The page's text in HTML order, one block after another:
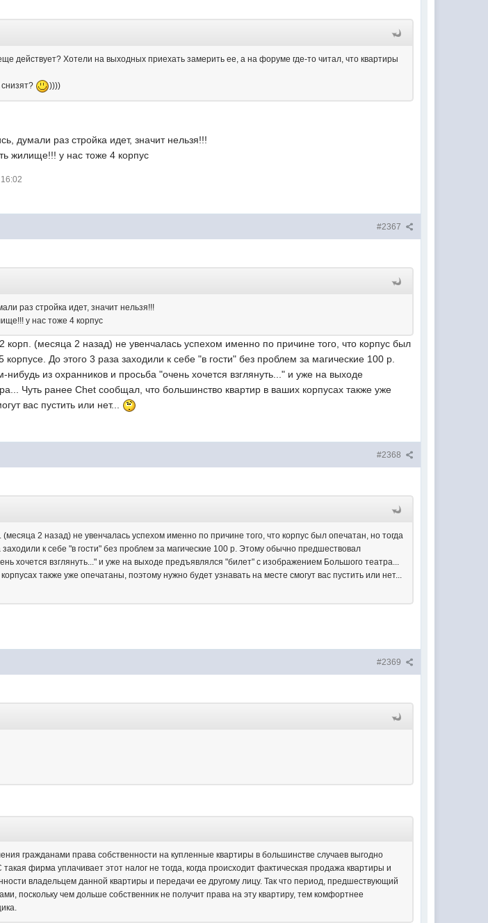
действует? Хотели на выходных приехать замерить ее, а на форуме где-то читал, что квартиры
))))
думали раз стройка идет, значит нельзя!!!
жилище!!! у нас тоже 4 корпус
#2367
раз стройка идет, значит нельзя!!!
у нас тоже 4 корпус
(месяца 2 назад) не увенчалась успехом именно по причине того, что корпус был
До этого 3 раза заходили к себе "в гости" без проблем за магические 100 р.
из охранников и просьба "очень хочется взглянуть..." и уже на выходе
Чуть ранее Chet сообщал, что большинство квартир в ваших корпусах также уже
вас пустить или нет...
#2368
2 назад) не увенчалась успехом именно по причине того, что корпус был опечатан, но тогда
к себе "в гости" без проблем за магические 100 р. Этому обычно предшествовал
хочется взглянуть..." и уже на выходе предъявлялся "билет" с изображением Большого театра...
также уже опечатаны, поэтому нужно будет узнавать на месте смогут вас пустить или нет...
#2369
гражданами права собственности на купленные квартиры в большинстве случаев выгодно
фирма уплачивает этот налог не тогда, когда происходит фактическая продажа квартиры и
владельцем данной квартиры и передачи ее другому лицу. Так что период, предшествующий
поскольку чем дольше собственник не получит права на эту квартиру, тем комфортнее